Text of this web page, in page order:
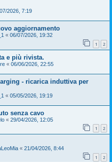
2026, 7:19
aggiornamento
« 06/07/2026, 19:32
1 2
e più rivista.
« 06/06/2026, 22:55
- ricarica induttiva per
« 05/05/2026, 19:19
senza cavo
« 29/04/2026, 12:05
1 2
« 21/04/2026, 8:44
1 2